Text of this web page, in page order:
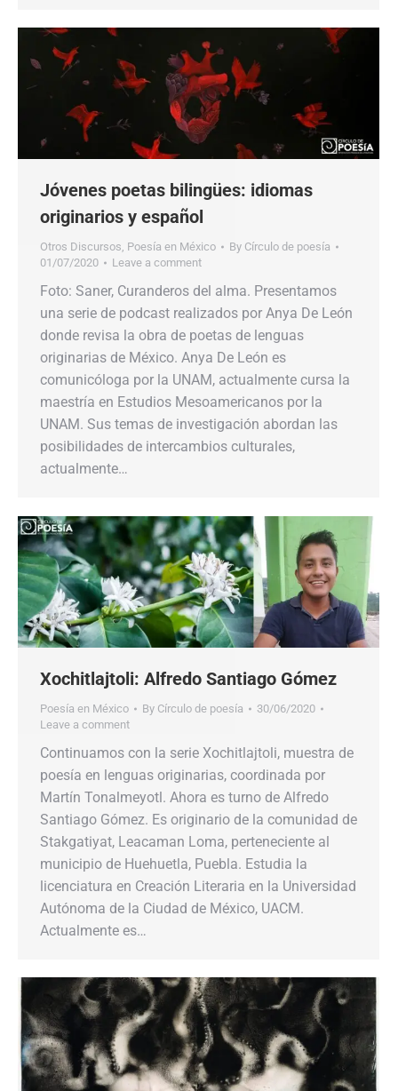
Jóvenes poetas bilingües: idiomas
originarios y español
Otros Discursos, Poesía en México By Círculo de poesía
01/07/2020
Leave a comment
Foto: Saner, Curanderos del alma. Presentamos
una serie de podcast realizados por Anya De León
donde revisa la obra de poetas de lenguas
originarias de México. Anya De León es
comunicóloga por la UNAM, actualmente cursa la
maestría en Estudios Mesoamericanos por la
UNAM. Sus temas de investigación abordan las
posibilidades de intercambios culturales,
actualmente…
Xochitlajtoli: Alfredo Santiago Gómez
Poesía en México By Círculo de poesía
30/06/2020
Leave a comment
Continuamos con la serie Xochitlajtoli, muestra de
poesía en lenguas originarias, coordinada por
Martín Tonalmeyotl. Ahora es turno de Alfredo
Santiago Gómez. Es originario de la comunidad de
Stakgatiyat, Leacaman Loma, perteneciente al
municipio de Huehuetla, Puebla. Estudia la
licenciatura en Creación Literaria en la Universidad
Autónoma de la Ciudad de México, UACM.
Actualmente es…